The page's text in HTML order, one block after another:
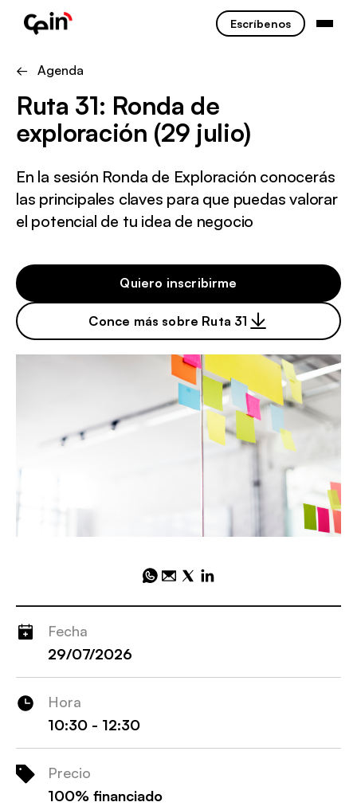
Escríbenos
← Agenda
Ruta 31: Ronda de
exploración (29 julio)
En la sesión Ronda de Exploración conocerás
las principales claves para que puedas valorar
el potencial de tu idea de negocio
Quiero inscribirme
Conce más sobre Ruta 31
Fecha
29/07/2026
Hora
10:30 - 12:30
Precio
100% financiado